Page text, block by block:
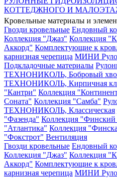
КОТТЕДЖНОГО И
Кровельные материалы и
Гвозди кровельные Ендовный
Коллекция "Джаз" Коллекция
Аккорд" Комплектующие к
карнизная черепица МИНИ
Подкладочные материалы
ТЕХНОНИКОЛЬ, Бобровый
ТЕХНОНИКОЛЬ, Кирпичная
"Кантри" Коллекция
Соната" Коллекция "Самба"
ТЕХНОНИКОЛЬ, Классическая
"Фазенда" Коллекция
"Атлантика" Коллекция
"Фокстрот" Вентиляция
Гвозди кровельные Ендовный
Коллекция "Джаз" Коллекция
Аккорд" Комплектующие к
карнизная черепица МИНИ